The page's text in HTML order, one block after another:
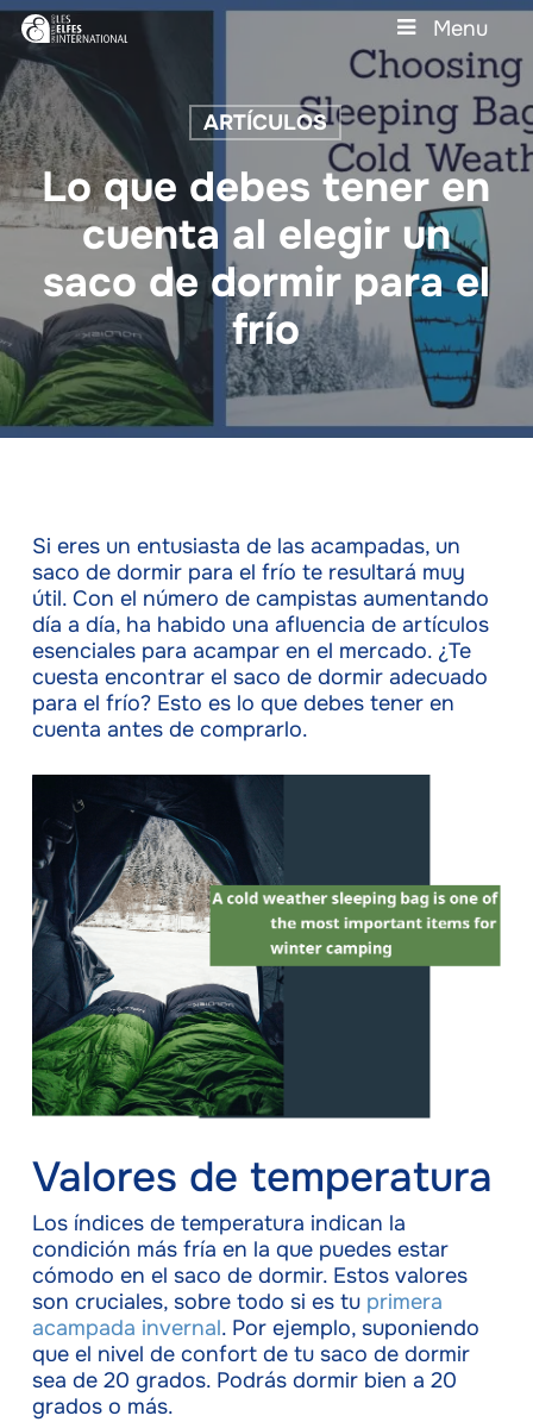
Skip
main
content
Menu
ARTÍCULOS
Lo que debes tener en
cuenta al elegir un
saco de dormir para el
frío
Si eres un entusiasta de las acampadas, un
saco de dormir para el frío te resultará muy
útil. Con el número de campistas aumentando
día a día, ha habido una afluencia de artículos
esenciales para acampar en el mercado. ¿Te
cuesta encontrar el saco de dormir adecuado
para el frío? Esto es lo que debes tener en
cuenta antes de comprarlo.
Valores de temperatura
Los índices de temperatura indican la
condición más fría en la que puedes estar
cómodo en el saco de dormir. Estos valores
son cruciales, sobre todo si es tu primera
acampada invernal. Por ejemplo, suponiendo
que el nivel de confort de tu saco de dormir
sea de 20 grados. Podrás dormir bien a 20
grados o más.
Close
Menu